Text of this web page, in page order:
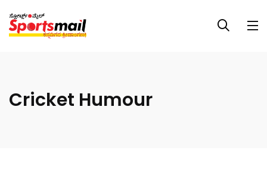
Cricket Humour